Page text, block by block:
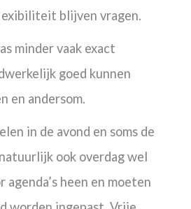
blijven vragen.
minder vaak exact
goed kunnen
en andersom.
in de avond en soms de
ook overdag wel
heen en moeten